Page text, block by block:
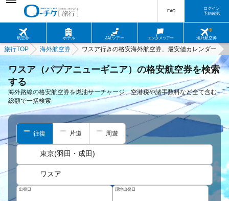
航空券 ホテル JALツアー エンタメツアー 海外航空券
FAQ
ログイン
予約確認
旅行TOP 海外航空券 ワスア行きの格安海外航空券、最安値カレンダー
ワスア（パプアニューギニア）の格安航空券を検索
する
海外路線の格安航空券を燃油サーチャージ、空港税や諸手数料など全て含む
総額で一括検索
往復 片道 周遊
東京(羽田・成田)
ワスア
出発日 現地出発日